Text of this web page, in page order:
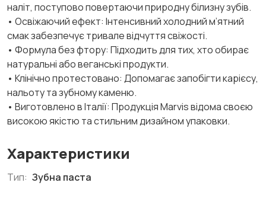
наліт, поступово повертаючи природну білизну зубів.
• Освіжаючий ефект: Інтенсивний холодний м’ятний
смак забезпечує тривале відчуття свіжості.
• Формула без фтору: Підходить для тих, хто обирає
натуральні або веганські продукти.
• Клінічно протестовано: Допомагає запобігти карієсу,
нальоту та зубному каменю.
• Виготовлено в Італії: Продукція Marvis відома своєю
високою якістю та стильним дизайном упаковки.
Характеристики
Тип: Зубна паста